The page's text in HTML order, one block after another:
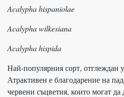
Acalypha hispaniolae
Acalypha wilkesiana
Acalypha hispida
Най-популярния сорт, отглеждан
Атрактивен е благодарение на
червени съцветия, които могат да